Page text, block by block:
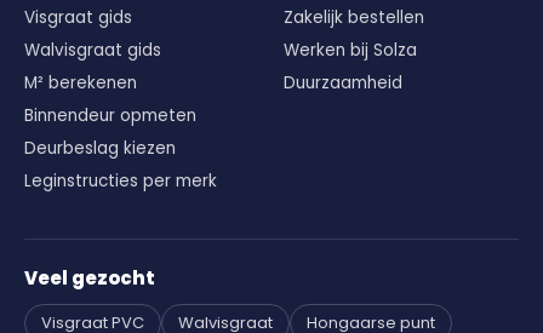
Visgraat gids
Walvisgraat gids
M² berekenen
Binnendeur opmeten
Deurbeslag kiezen
Leginstructies per merk
Zakelijk bestellen
Werken bij Solza
Duurzaamheid
Veel gezocht
Visgraat PVC Walvisgraat
Hongaarse punt